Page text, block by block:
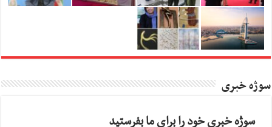
سوژه خبری
سوژه خبری خود را برای ما بفرستید